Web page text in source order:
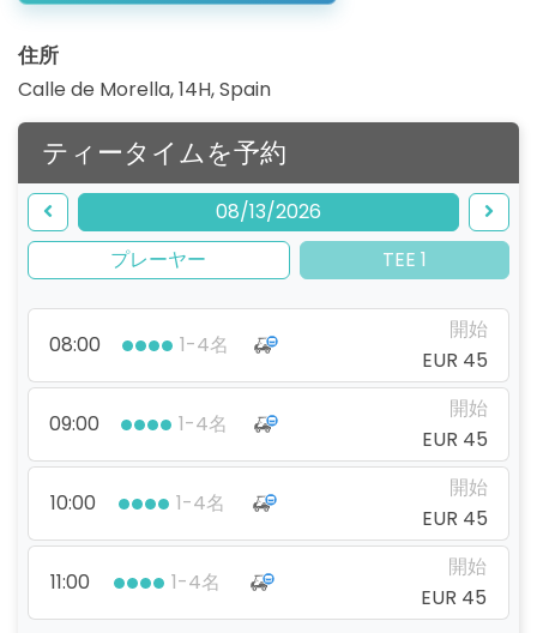
住所
Calle de Morella, 14H,Spain
ティータイムを予約
08/13/2026
プレーヤー
TEE 1
08:00 1-4名
開始
EUR 45
09:00 1-4名
開始
EUR 45
10:00 1-4名
開始
EUR 45
11:00 1-4名
開始
EUR 45